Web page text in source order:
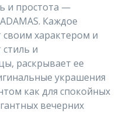
и простота —
Каждое
характером и
и
раскрывает ее
украшения
как для спокойных
вечерних